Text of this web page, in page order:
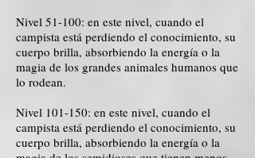
Nivel 51-100: en este nivel, cuando el
campista está perdiendo el conocimiento, su
cuerpo brilla, absorbiendo la energía o la
magia de los grandes animales humanos que
lo rodean.
Nivel 101-150: en este nivel, cuando el
campista está perdiendo el conocimiento, su
cuerpo brilla, absorbiendo la energía o la